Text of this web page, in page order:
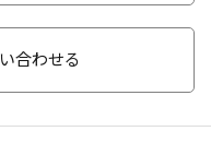
合わせる